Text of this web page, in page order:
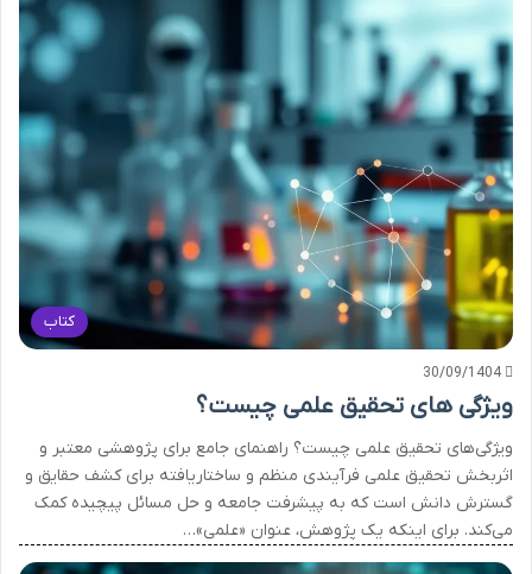
کتاب
30/09/1404
ویژگی های تحقیق علمی چیست؟
ویژگی‌های تحقیق علمی چیست؟ راهنمای جامع برای پژوهشی معتبر و
اثربخش تحقیق علمی فرآیندی منظم و ساختاریافته برای کشف حقایق و
گسترش دانش است که به پیشرفت جامعه و حل مسائل پیچیده کمک
می‌کند. برای اینکه یک پژوهش، عنوان «علمی»…